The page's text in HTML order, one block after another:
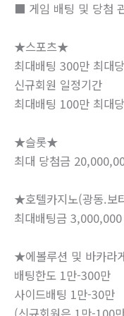
■ 게임 배팅 및 당첨
★스포츠★
최대배팅 300만 최대
신규회원 일정기간
최대배팅 100만 최대
★슬롯★
최대 당첨금
★호텔카지노(광동.
최대배팅금 3,000,000
★에볼루션 및 바카라
배팅한도 1만-300만
사이드배팅 1만-30만